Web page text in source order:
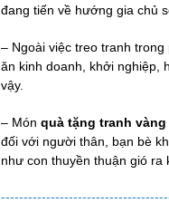
đang tiến về hướng gia chủ
– Ngoài việc treo tranh
ăn kinh doanh, khởi nghiệp,
vậy.
– Món quà tặng tranh vàng
đối với người thân, bạn bè
như con thuyền thuận gió ra